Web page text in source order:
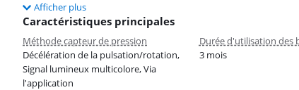
Afficher plus
Caractéristiques principales
Méthode capteur de pression
Décélération de la pulsation/rotation,
Signal lumineux multicolore, Via
l'application
Durée d'utilisation des
3 mois